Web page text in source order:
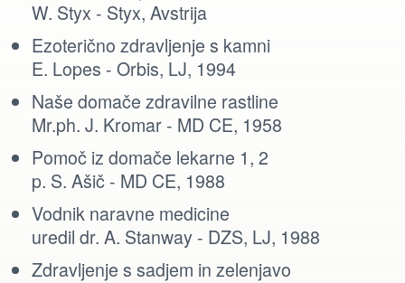
W. Styx - Styx, Avstrija
Ezoterično zdravljenje s kamni
E. Lopes - Orbis, LJ, 1994
Naše domače zdravilne rastline
Mr.ph. J. Kromar - MD CE, 1958
Pomoč iz domače lekarne 1, 2
p. S. Ašič - MD CE, 1988
Vodnik naravne medicine
uredil dr. A. Stanway - DZS, LJ, 1988
Zdravljenje s sadjem in zelenjavo